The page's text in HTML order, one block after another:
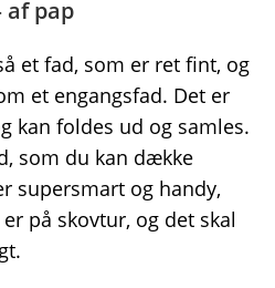
af pap
et fad, som er ret fint, og
et engangsfad. Det er
kan foldes ud og samles.
som du kan dække
supersmart og handy,
på skovtur, og det skal